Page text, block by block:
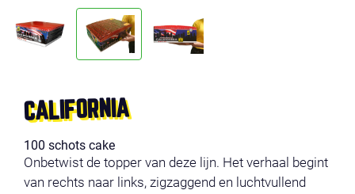
CALIFORNIA
100 schots cake
Onbetwist de topper van deze lijn. Het verhaal begint
van rechts naar links, zigzaggend en luchtvullend